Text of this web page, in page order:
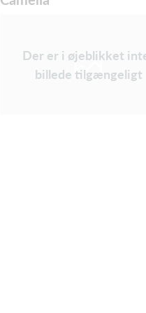
Der er i øjeblikket
billede tilgængeligt